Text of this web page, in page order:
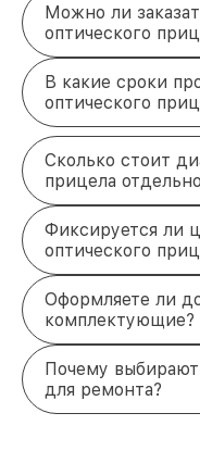
Можно ли
оптического
В какие сроки
оптического
Сколько стоит
прицела
Фиксируется ли
оптического
Оформляете ли
комплектующие?
Почему
для ремонта?